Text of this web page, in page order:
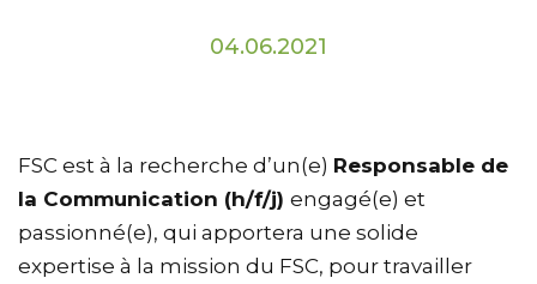
04.06.2021
FSC est à la recherche d’un(e) Responsable de
la Communication (h/f/j) engagé(e) et
passionné(e), qui apportera une solide
expertise à la mission du FSC, pour travailler